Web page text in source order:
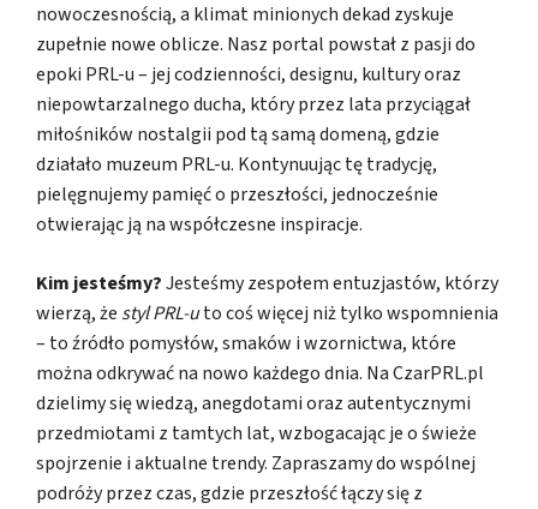
nowoczesnością, a klimat minionych dekad zyskuje
zupełnie nowe oblicze. Nasz portal powstał z pasji do
epoki PRL-u – jej codzienności, designu, kultury oraz
niepowtarzalnego ducha, który przez lata przyciągał
miłośników nostalgii pod tą samą domeną, gdzie
działało muzeum PRL-u. Kontynuując tę tradycję,
pielęgnujemy pamięć o przeszłości, jednocześnie
otwierając ją na współczesne inspiracje.
Kim jesteśmy?Jesteśmy zespołem entuzjastów, którzy
wierzą, że styl PRL-uto coś więcej niż tylko wspomnienia
– to źródło pomysłów, smaków i wzornictwa, które
można odkrywać na nowo każdego dnia. Na CzarPRL.pl
dzielimy się wiedzą, anegdotami oraz autentycznymi
przedmiotami z tamtych lat, wzbogacając je o świeże
spojrzenie i aktualne trendy. Zapraszamy do wspólnej
podróży przez czas, gdzie przeszłość łączy się z